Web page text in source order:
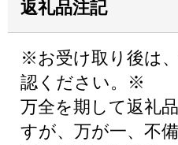
返礼品注記
※お受け取り後は
認ください。※
万全を期して返礼
すが、万が一、不